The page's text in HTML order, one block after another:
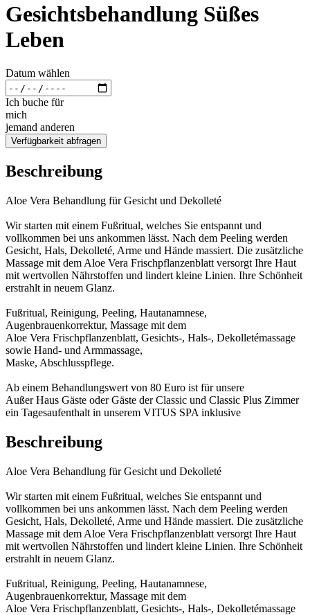
Gesichtsbehandlung Süßes
Leben
Datum wählen
Ich buche für
mich
jemand anderen
Verfügbarkeit abfragen
Beschreibung
Aloe Vera Behandlung für Gesicht und Dekolleté
Wir starten mit einem Fußritual, welches Sie entspannt und
vollkommen bei uns ankommen lässt. Nach dem Peeling werden
Gesicht, Hals, Dekolleté, Arme und Hände massiert. Die zusätzliche
Massage mit dem Aloe Vera Frischpflanzenblatt versorgt Ihre Haut
mit wertvollen Nährstoffen und lindert kleine Linien. Ihre Schönheit
erstrahlt in neuem Glanz.
Fußritual, Reinigung, Peeling, Hautanamnese,
Augenbrauenkorrektur, Massage mit dem
Aloe Vera Frischpflanzenblatt, Gesichts-, Hals-, Dekolletémassage
sowie Hand- und Armmassage,
Maske, Abschlusspflege.
Ab einem Behandlungswert von 80 Euro ist für unsere
Außer Haus Gäste oder Gäste der Classic und Classic Plus Zimmer
ein Tagesaufenthalt in unserem VITUS SPA inklusive
Beschreibung
Aloe Vera Behandlung für Gesicht und Dekolleté
Wir starten mit einem Fußritual, welches Sie entspannt und
vollkommen bei uns ankommen lässt. Nach dem Peeling werden
Gesicht, Hals, Dekolleté, Arme und Hände massiert. Die zusätzliche
Massage mit dem Aloe Vera Frischpflanzenblatt versorgt Ihre Haut
mit wertvollen Nährstoffen und lindert kleine Linien. Ihre Schönheit
erstrahlt in neuem Glanz.
Fußritual, Reinigung, Peeling, Hautanamnese,
Augenbrauenkorrektur, Massage mit dem
Aloe Vera Frischpflanzenblatt, Gesichts-, Hals-, Dekolletémassage